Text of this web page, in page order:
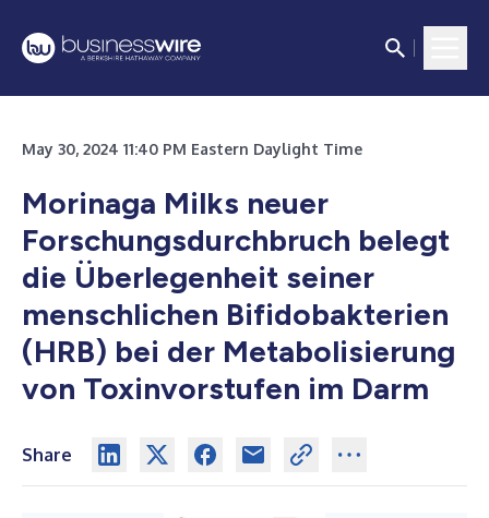
May 30, 2024 11:40 PM Eastern Daylight Time
Morinaga Milks neuer
Forschungsdurchbruch belegt
die Überlegenheit seiner
menschlichen Bifidobakterien
(HRB) bei der Metabolisierung
von Toxinvorstufen im Darm
Share